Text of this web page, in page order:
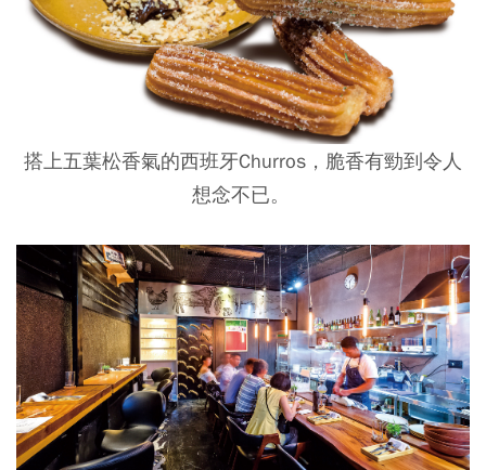
搭上五葉松香氣的西班牙Churros，脆香有勁到令人
想念不已。